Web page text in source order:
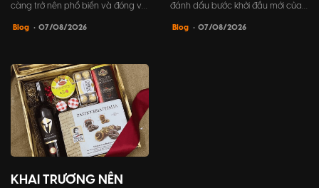
càng trở nên phổ biến và đóng vai
sự kiện khai trương. PG không chỉ
tích cực vào việc xây dựng hình
ảnh thương hiệu và tạo dựng ấn
tượng mạnh mẽ đối...
Blog • 07/08/2026
đánh dấu bước khởi đầu mới của
yếu tố trong sự kiện cần được
Blog • 07/08/2026
KHAI TRƯƠNG NÊN